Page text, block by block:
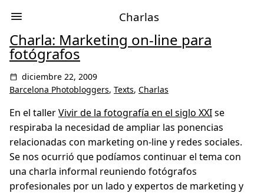
Charlas
Charla: Marketing on-line para
fotógrafos
diciembre 22, 2009
Barcelona Photobloggers, Texts, Charlas
En el tallerVivir de la fotografía en el siglo XXIse
respiraba la necesidad de ampliar las ponencias
relacionadas con marketing on-line y redes sociales.
Se nos ocurrió que podíamos continuar el tema con
una charla informal reuniendo fotógrafos
profesionales por un lado y expertos de marketing y